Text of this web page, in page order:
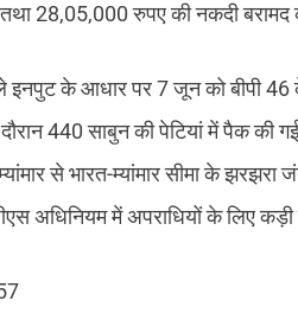
28,05,000 रुपए की नकदी बरामद
के आधार पर 7 जून को बीपी 46
440 साबुन की पेटियां में पैक की
से भारत-म्यांमार सीमा के
अधिनियम में अपराधियों के लिए